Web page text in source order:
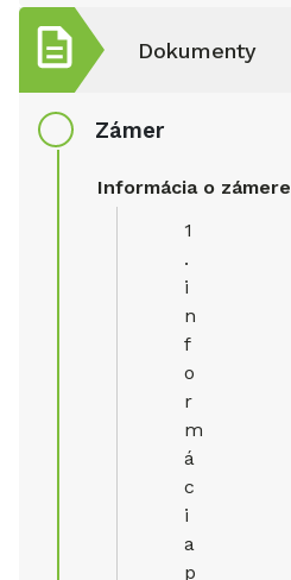
Dokumenty
Zámer
Informácia o zámere
1
.
i
n
f
o
r
m
á
c
i
a
p